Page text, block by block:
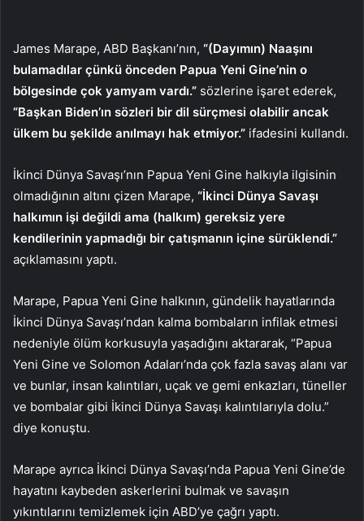
James Marape, ABD Başkanı’nın, “(Dayımın) Naaşını
bulamadılar çünkü önceden Papua Yeni Gine’nin o
bölgesinde çok yamyam vardı.” sözlerine işaret ederek,
“Başkan Biden’ın sözleri bir dil sürçmesi olabilir ancak
ülkem bu şekilde anılmayı hak etmiyor.” ifadesini kullandı.
İkinci Dünya Savaşı’nın Papua Yeni Gine halkıyla ilgisinin
olmadığının altını çizen Marape, “İkinci Dünya Savaşı
halkımın işi değildi ama (halkım) gereksiz yere
kendilerinin yapmadığı bir çatışmanın içine sürüklendi.”
açıklamasını yaptı.
Marape, Papua Yeni Gine halkının, gündelik hayatlarında
İkinci Dünya Savaşı’ndan kalma bombaların infilak etmesi
nedeniyle ölüm korkusuyla yaşadığını aktararak, “Papua
Yeni Gine ve Solomon Adaları’nda çok fazla savaş alanı var
ve bunlar, insan kalıntıları, uçak ve gemi enkazları, tüneller
ve bombalar gibi İkinci Dünya Savaşı kalıntılarıyla dolu.”
diye konuştu.
Marape ayrıca İkinci Dünya Savaşı’nda Papua Yeni Gine’de
hayatını kaybeden askerlerini bulmak ve savaşın
yıkıntılarını temizlemek için ABD’ye çağrı yaptı.